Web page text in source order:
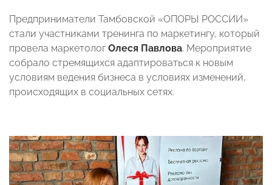
Предприниматели Тамбовской «ОПОРЫ РОССИИ»
стали участниками тренинга по маркетингу, который
провела маркетолог Олеся Павлова. Мероприятие
собрало стремящихся адаптироваться к новым
условиям ведения бизнеса в условиях изменений,
происходящих в социальных сетях.